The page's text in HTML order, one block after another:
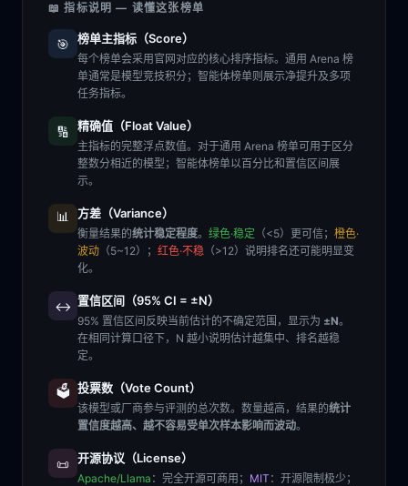
📖 指标说明 — 读懂这张榜单
🎯 榜单主指标（Score）
每个榜单会采用官网对应的核心排序指标。通用 Arena 榜
单通常是模型竞技积分；智能体榜单则展示净提升及多项
任务指标。
🔢 精确值（Float Value）
主指标的完整浮点数值。对于通用 Arena 榜单可用于区分
整数分相近的模型；智能体榜单以百分比和置信区间展
示。
📊 方差（Variance）
衡量结果的统计稳定程度。 绿色·稳定 （<5）更可信； 橙色·
波动 （5~12）； 红色·不稳 （>12）说明排名还可能明显变
化。
↔️ 置信区间（95% CI = ±N）
95% 置信区间反映当前估计的不确定范围，显示为 ±N。
在相同计算口径下，N 越小说明估计越集中、排名越稳
定。
🗳️ 投票数（Vote Count）
该模型或厂商参与评测的总次数。数量越高，结果的统计
置信度越高、越不容易受单次样本影响而波动。
📜 开源协议（License）
Apache/Llama ：完全开源可商用； MIT ：开源限制极少；